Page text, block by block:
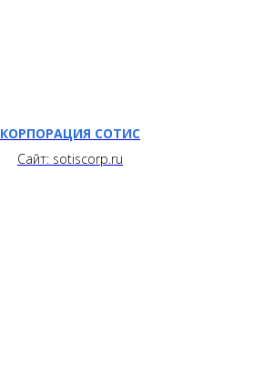
КОРПОРАЦИЯ СОТИС
Сайт: sotiscorp.ru